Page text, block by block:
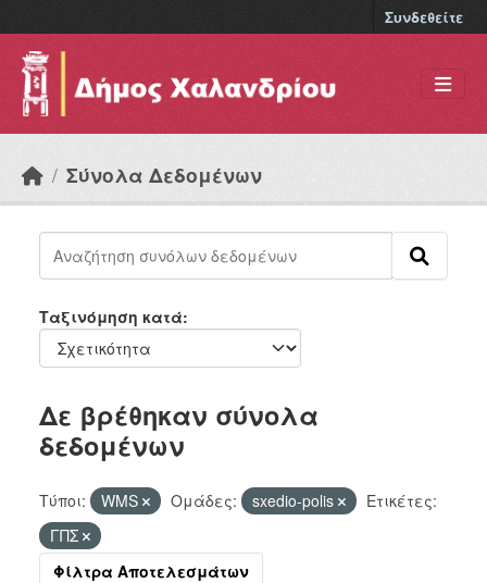
Συνδεθείτε
Σύνολα Δεδομένων
Ταξινόμηση κατά
Δε βρέθηκαν σύνολα
δεδομένων
Τύποι: WMS Ομάδες: sxedio-polis
Ετικέτες:
ΓΠΣ
Φίλτρα Αποτελεσμάτων